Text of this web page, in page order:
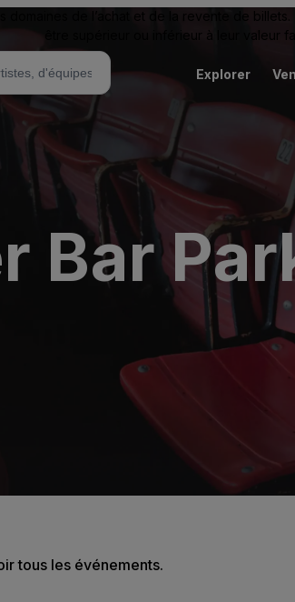
domaines de l’achat et de la revente de
être supérieur ou inférieur à leur valeur
Explorer
Bar
tous les événements.